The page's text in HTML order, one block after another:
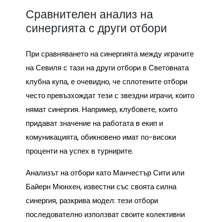
Сравнителен анализ на
синергията с други отбори
При сравняването на синергията между играчите
на Севиля с тази на други отбори в Световната
клубна купа, е очевидно, че сплотените отбори
често превъзхождат тези с звездни играчи, които
нямат синергия. Например, клубовете, които
придават значение на работата в екип и
комуникацията, обикновено имат по-високи
проценти на успех в турнирите.
Анализът на отбори като Манчестър Сити или
Байерн Мюнхен, известни със своята силна
синергия, разкрива модел: тези отбори
последователно използват своите колективни